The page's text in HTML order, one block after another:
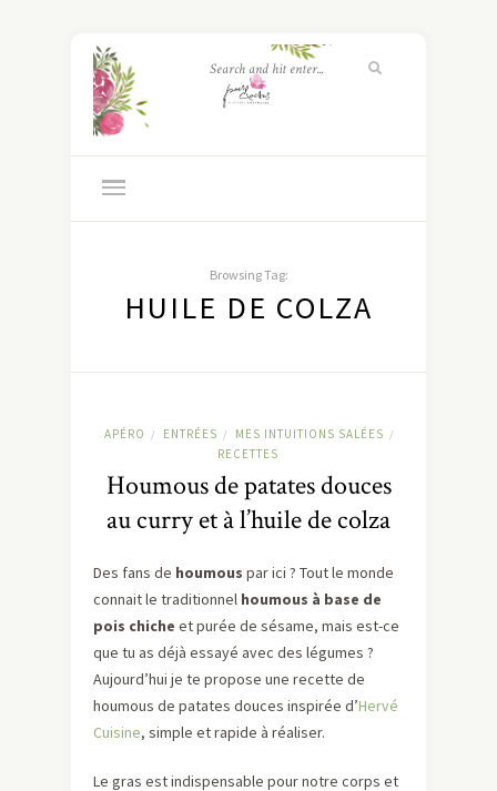
Browsing Tag:
HUILE DE COLZA
APÉRO / ENTRÉES / MES INTUITIONS SALÉES /
RECETTES
Houmous de patates douces
au curry et à l’huile de colza
Des fans de houmous par ici ? Tout le monde
connait le traditionnel houmous à base de
pois chiche et purée de sésame, mais est-ce
que tu as déjà essayé avec des légumes ?
Aujourd’hui je te propose une recette de
houmous de patates douces inspirée d’Hervé
Cuisine, simple et rapide à réaliser.
Le gras est indispensable pour notre corps et